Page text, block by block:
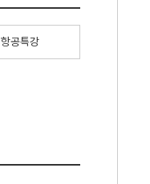
항공특강